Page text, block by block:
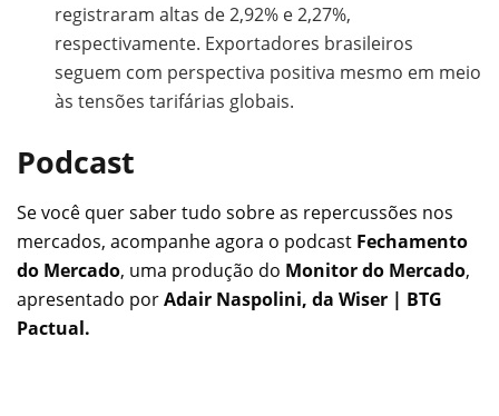
registraram altas de 2,92% e 2,27%,
respectivamente. Exportadores brasileiros
seguem com perspectiva positiva mesmo em meio
às tensões tarifárias globais.
Podcast
Se você quer saber tudo sobre as repercussões nos
mercados, acompanhe agora o podcast Fechamento
do Mercado, uma produção do Monitor do Mercado,
apresentado porAdair Naspolini, da Wiser | BTG
Pactual.